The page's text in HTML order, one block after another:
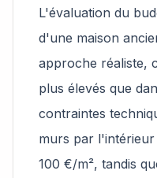
L'évaluation du
d'une maison
approche réaliste,
plus élevés que
contraintes
murs par
100 €/m², tandis